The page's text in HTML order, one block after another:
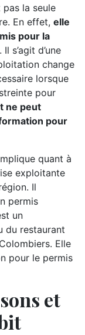
pas la seule
En effet, elle
pour la
s’agit d’une
change
lorsque
pour
ne peut
pour
quant à
exploitante
Il
permis
un
du restaurant
Elle
pour le permis
et